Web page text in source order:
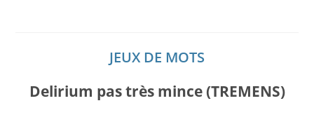
JEUX DE MOTS
Delirium pas très mince (TREMENS)